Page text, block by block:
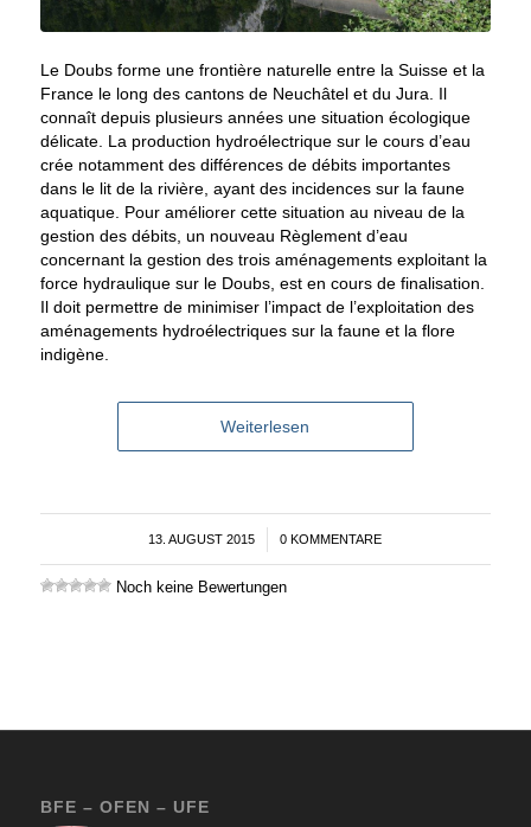
Le Doubs forme une frontière naturelle entre la Suisse et la
France le long des cantons de Neuchâtel et du Jura. Il
connaît depuis plusieurs années une situation écologique
délicate. La production hydroélectrique sur le cours d’eau
crée notamment des différences de débits importantes
dans le lit de la rivière, ayant des incidences sur la faune
aquatique. Pour améliorer cette situation au niveau de la
gestion des débits, un nouveau Règlement d’eau
concernant la gestion des trois aménagements exploitant la
force hydraulique sur le Doubs, est en cours de finalisation.
Il doit permettre de minimiser l’impact de l’exploitation des
aménagements hydroélectriques sur la faune et la flore
indigène.
Weiterlesen
13. AUGUST 2015
/ 0 KOMMENTARE
Noch keine Bewertungen
BFE – OFEN – UFE